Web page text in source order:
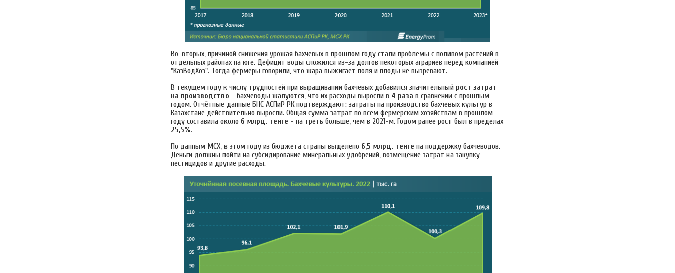
Во-вторых, причиной снижения урожая бахчевых в прошлом году стали проблемы с поливом растений в
отдельных районах на юге. Дефицит воды сложился из-за долгов некоторых аграриев перед компанией
"КазВодХоз". Тогда фермеры говорили, что жара выжигает поля и плоды не вызревают.
В текущем году к числу трудностей при выращивании бахчевых добавился значительный рост затрат
на производство - бахчеводы жалуются, что их расходы выросли в 4 раза в сравнении с прошлым
годом. Отчётные данные БНС АСПиР РК подтверждают: затраты на производство бахчевых культур в
Казахстане действительно выросли. Общая сумма затрат по всем фермерским хозяйствам в прошлом
году составила около 6 млрд. тенге - на треть больше, чем в 2021-м. Годом ранее рост был в пределах
25,5%.
По данным МСХ, в этом году из бюджета страны выделено 6,5 млрд. тенге на поддержку бахчеводов.
Деньги должны пойти на субсидирование минеральных удобрений, возмещение затрат на закупку
пестицидов и другие расходы.